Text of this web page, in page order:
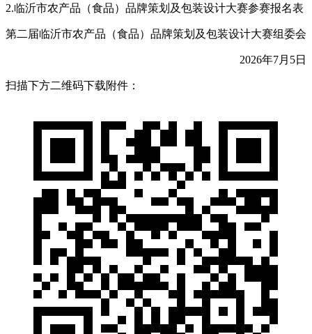
2.临沂市农产品（食品）品牌策划及包装设计大赛参赛报名表
第二届临沂市农产品（食品）品牌策划及包装设计大赛组委会
2026年7月5日
扫描下方二维码下载附件：